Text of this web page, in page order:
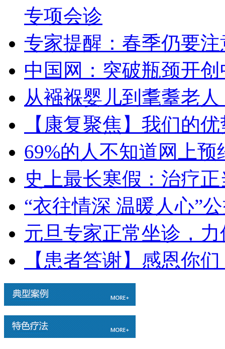
专项会诊
专家提醒：春季仍要
中国网：突破瓶颈开
从襁褓婴儿到耄耋老
【康复聚焦】我们的
69%的人不知道网上
史上最长寒假：治疗
“衣往情深 温暖人心”
元旦专家正常坐诊，力
【患者答谢】感恩你